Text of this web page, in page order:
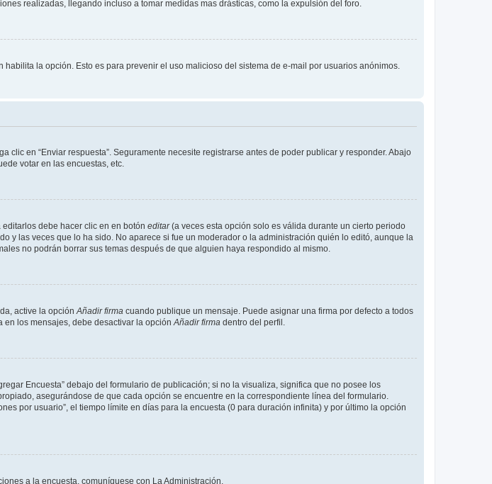
realizadas, llegando incluso a tomar medidas mas drásticas, como la expulsión del foro.
la opción. Esto es para prevenir el uso malicioso del sistema de e-mail por usuarios anónimos.
clic en “Enviar respuesta”. Seguramente necesite registrarse antes de poder publicar y responder. Abajo
votar en las encuestas, etc.
debe hacer clic en en botón editar(a veces esta opción solo es válida durante un cierto periodo
y las veces que lo ha sido. No aparece si fue un moderador o la administración quién lo editó, aunque la
no podrán borrar sus temas después de que alguien haya respondido al mismo.
active la opción Añadir firma cuando publique un mensaje. Puede asignar una firma por defecto a todos
los mensajes, debe desactivar la opción Añadir firma dentro del perfil.
Encuesta” debajo del formulario de publicación; si no la visualiza, significa que no posee los
asegurándose de que cada opción se encuentre en la correspondiente línea del formulario.
por usuario”, el tiempo límite en días para la encuesta (0 para duración infinita) y por último la opción
a la encuesta, comuníquese con La Administración.